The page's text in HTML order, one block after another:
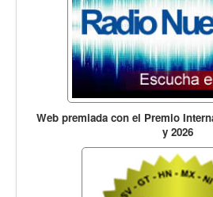
Web premiada con el Premio
y 2026